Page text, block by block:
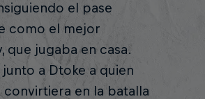
el pase
como el mejor
que jugaba en casa.
a Dtoke a quien
en la batalla